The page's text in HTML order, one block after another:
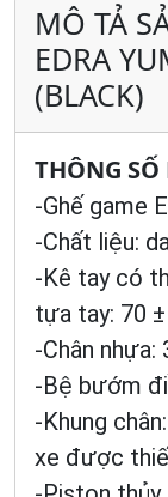
MÔ TẢ
EDRA
(BLACK)
THÔNG SỐ
-Ghế game
-Chất liệu:
-Kê tay có
tựa tay: 70
-Chân nhựa:
-Bệ bướm
-Khung
xe được